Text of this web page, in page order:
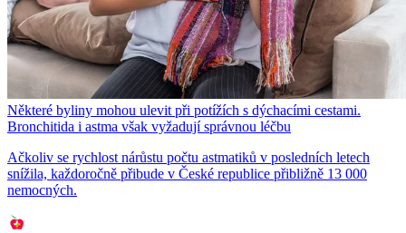
Některé byliny mohou ulevit při potížích s dýchacími cestami.
Bronchitida i astma však vyžadují správnou léčbu
Ačkoliv se rychlost nárůstu počtu astmatiků v posledních letech
snížila, každoročně přibude v České republice přibližně 13 000
nemocných.